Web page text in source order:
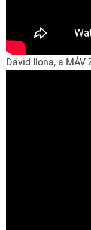
Dávid Ilona, a MÁV